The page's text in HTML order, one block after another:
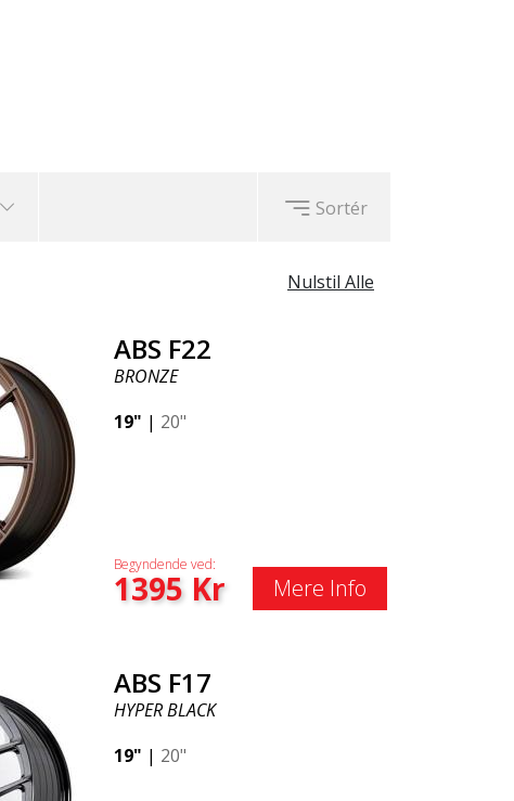
Sortér
Nulstil Alle
ABS F22
BRONZE
19" | 20"
Begyndende ved:
1395Kr Mere Info
ABS F17
HYPER BLACK
19" | 20"